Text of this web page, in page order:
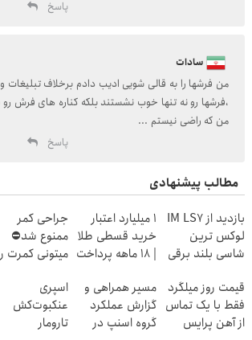
پاسخ
سادات
من فرشها را به قالی شویی ادیب دادم برخلاف تبلیغات
،فرشها رو نه تنها خوب نشستند بلکه کناره های فرش
من که راضی نیستم ...
پاسخ
مطالب پیشنهادی
بازدید از IM LS7
لوکس ترین
شاسی بلند برقی
انقلاب
۱ میلیارد اعتبار
خرید قسطی طلا
| ۱۸ ماهه پرداخت
جراحی کمر
ممنوع شد⛔
میتونی کمرت
کنی! 👈🏻
پرسش‌نامه
قیمت روز میلگرد
فقط با یک تماس
از آهن پرایس
مسیر همراهی و
گزارش عملکرد
گروه اسنپ در
اسپری
عنکبوت‌‌کش
تارومار